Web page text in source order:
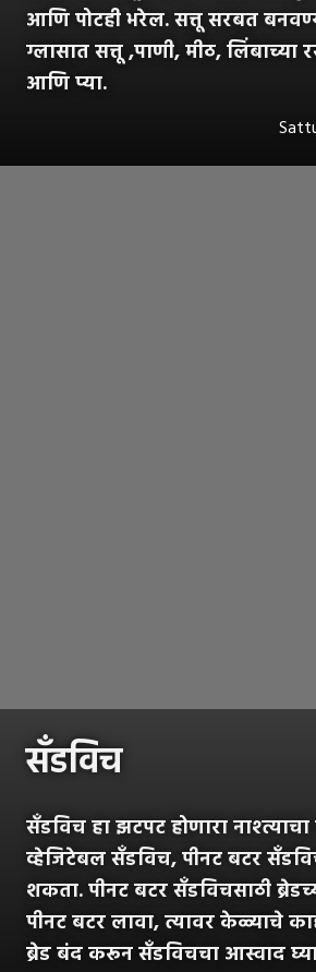
आणि पोटही भरेल. सत्तू सरबत
ग्लासात सत्तू ,पाणी, मीठ, लिंबाच्या
आणि प्या.
सँडविच
सँडविच हा झटपट होणारा
व्हेजिटेबल सँडविच, पीनट बटर
शकता. पीनट बटर सँडविचसाठी
पीनट बटर लावा, त्यावर केळ्याचे
ब्रेड बंद करून सँडविचचा आस्वाद